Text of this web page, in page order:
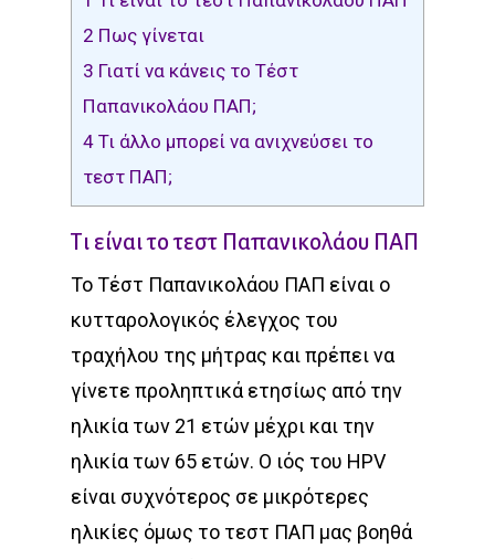
2 Πως γίνεται
3 Γιατί να κάνεις το Τέστ
Παπανικολάου ΠΑΠ;
4 Τι άλλο μπορεί να ανιχνεύσει το
τεστ ΠΑΠ;
Τι είναι το τεστ Παπανικολάου ΠΑΠ
Το Τέστ Παπανικολάου ΠΑΠ είναι ο
κυτταρολογικός έλεγχος του
τραχήλου της μήτρας και πρέπει να
γίνετε προληπτικά ετησίως από την
ηλικία των 21 ετών μέχρι και την
ηλικία των 65 ετών. Ο ιός του HPV
είναι συχνότερος σε μικρότερες
ηλικίες όμως το τεστ ΠΑΠ μας βοηθά